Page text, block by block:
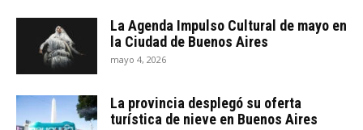
La Agenda Impulso Cultural de mayo en
la Ciudad de Buenos Aires
mayo 4, 2026
La provincia desplegó su oferta
turística de nieve en Buenos Aires